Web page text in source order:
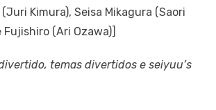
Kimura), Seisa Mikagura (Saori
Fujishiro (Ari Ozawa)]
temas divertidos e seiyuu’s